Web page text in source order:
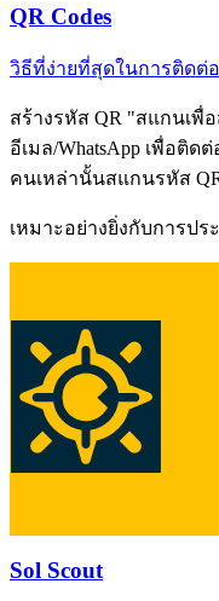
QR Codes
วิธีที่ง่ายที่สุดในการติด
สร้างรหัส QR "สแกนเพื่
อีเมล/WhatsApp เพื่อติ
คนเหล่านั้นสแกนรหัส
เหมาะอย่างยิ่งกับการป
Sol Scout